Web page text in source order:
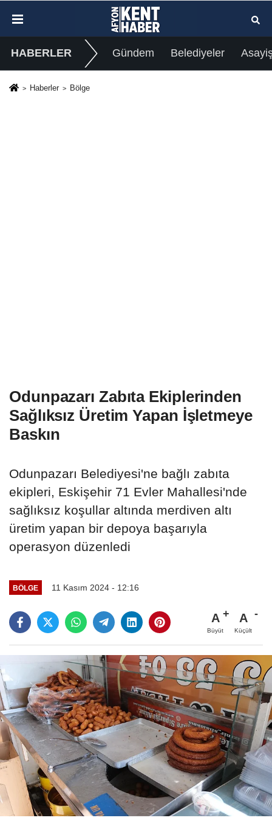
HABERLER Gündem Belediyeler
Haberler Bölge
Odunpazarı Zabıta Ekiplerinden
Sağlıksız Üretim Yapan İşletmeye
Baskın
Odunpazarı Belediyesi'ne bağlı zabıta
ekipleri, Eskişehir 71 Evler Mahallesi'nde
sağlıksız koşullar altında merdiven altı
üretim yapan bir depoya başarıyla
operasyon düzenledi
BÖLGE 11 Kasım 2024 - 12:16
A
Büyüt
A
Küçült